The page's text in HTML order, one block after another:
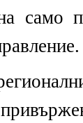
само